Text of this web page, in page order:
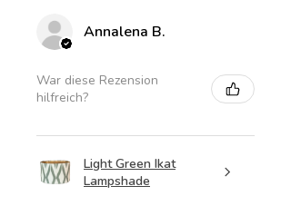
Annalena B.
War diese Rezension
hilfreich?
Light Green Ikat
Lampshade